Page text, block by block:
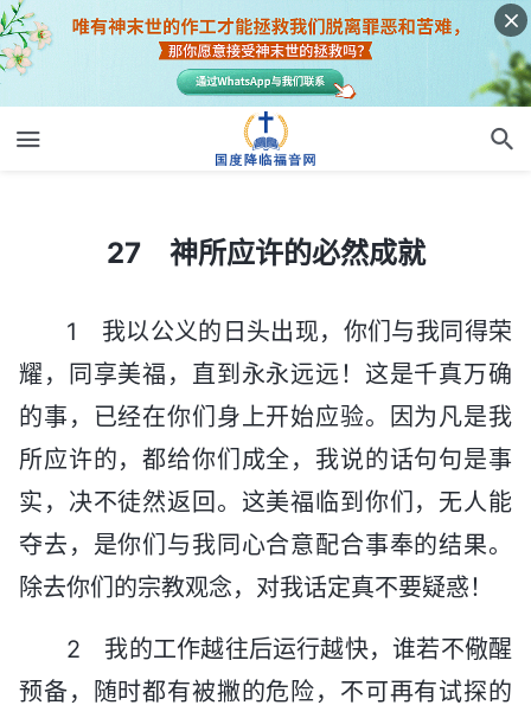
27 神所应许的必然成就
1 我以公义的日头出现，你们与我同得荣
耀，同享美福，直到永永远远！这是千真万确
的事，已经在你们身上开始应验。因为凡是我
所应许的，都给你们成全，我说的话句句是事
实，决不徒然返回。这美福临到你们，无人能
夺去，是你们与我同心合意配合事奉的结果。
除去你们的宗教观念，对我话定真不要疑惑！
2 我的工作越往后运行越快，谁若不儆醒
预备，随时都有被撇的危险，不可再有试探的